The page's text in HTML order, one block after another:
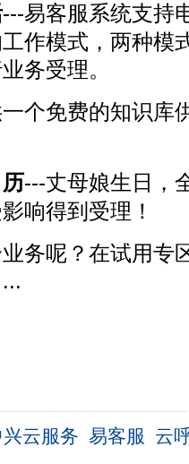
---易客服系统支持
作模式，两种模
务受理。
个免费的知识库
---丈母娘生日，
响得到受理！
呢？在试用专
兴云服务 易客服 云